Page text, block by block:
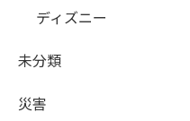
ディズニー
未分類
災害